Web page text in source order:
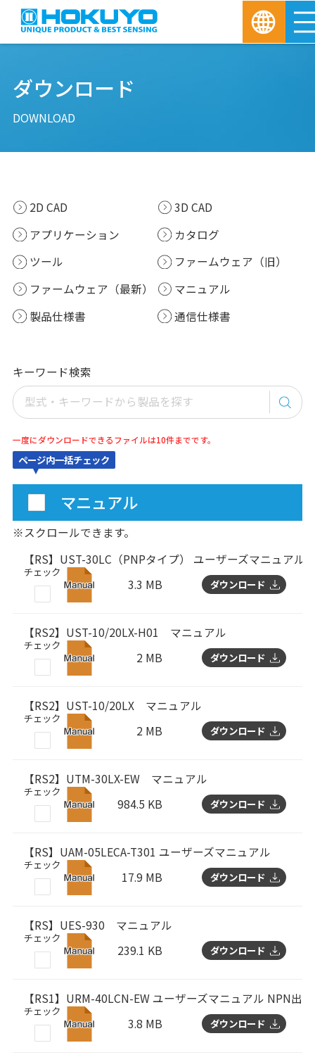
ダウンロード
DOWNLOAD
2D CAD
3D CAD
アプリケーション
カタログ
ツール
ファームウェア（旧）
ファームウェア（最新）
マニュアル
製品仕様書
通信仕様書
キーワード検索
一度にダウンロードできるファイルは10件までです。
ページ内一括チェック
マニュアル
※スクロールできます。
チェック
【RS】UST-30LC（PNPタイプ） ユーザーズマニュアル
3.3 MB
ダウンロード
チェック
【RS2】UST-10/20LX-H01 マニュアル
2 MB
ダウンロード
チェック
【RS2】UST-10/20LX マニュアル
2 MB
ダウンロード
チェック
【RS2】UTM-30LX-EW マニュアル
984.5 KB
ダウンロード
チェック
【RS】UAM-05LECA-T301 ユーザーズマニュアル
17.9 MB
ダウンロード
チェック
【RS】UES-930 マニュアル
239.1 KB
ダウンロード
チェック
【RS1】URM-40LCN-EW ユーザーズマニュアル NPN出力
3.8 MB
ダウンロード